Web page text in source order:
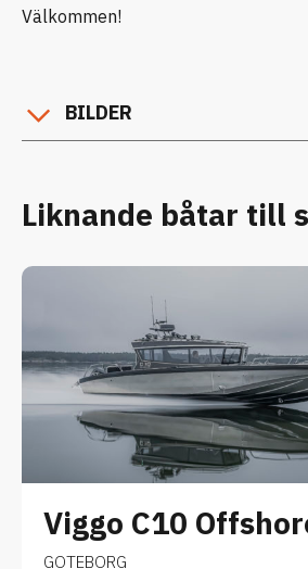
Välkommen!
BILDER
Liknande båtar till
Viggo C10
GOTEBORG